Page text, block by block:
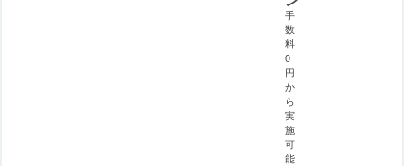
手
数
料
0
円
か
ら
実
施
可
能